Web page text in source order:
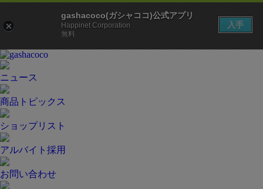
gashacoco(ガシャココ)公式アプリ
Happinet Corporation
無料
入手
ニュース
商品トピックス
ショップリスト
アルバイト採用
お問い合わせ